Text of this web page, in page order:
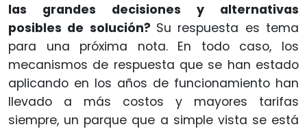
las grandes decisiones y alternativas
posibles de solución? Su respuesta es tema
para una próxima nota. En todo caso, los
mecanismos de respuesta que se han estado
aplicando en los años de funcionamiento han
llevado a más costos y mayores tarifas
siempre, un parque que a simple vista se está